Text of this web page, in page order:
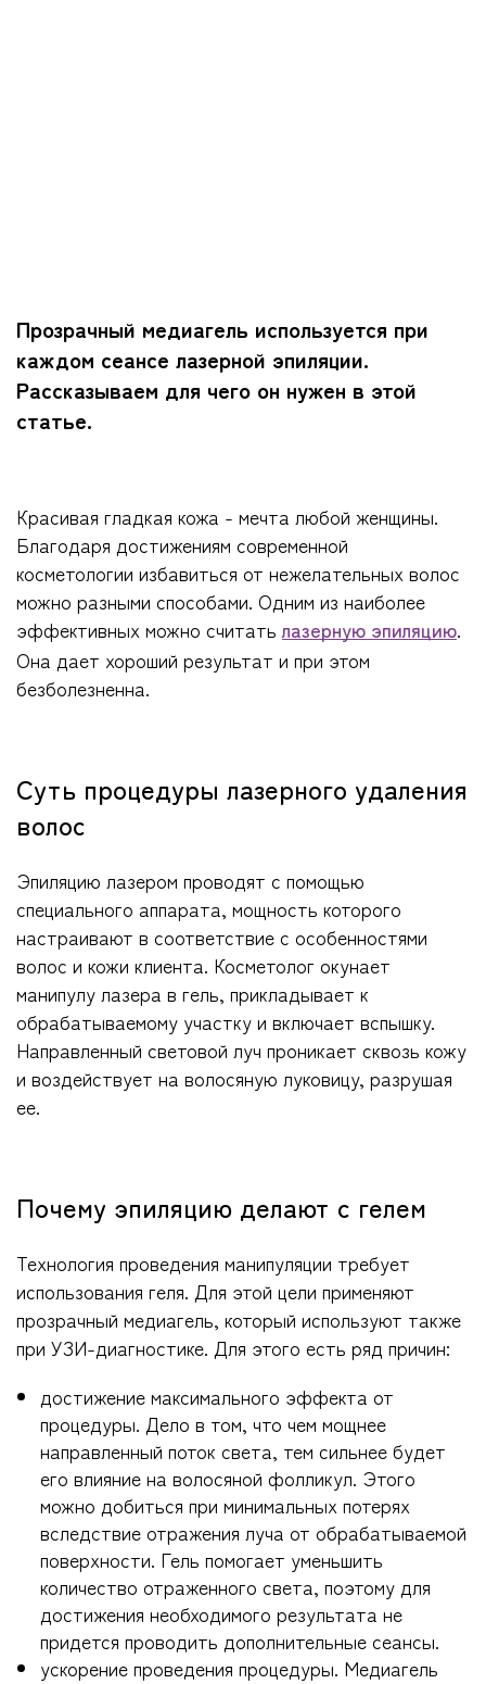
Прозрачный медиагель используется при
каждом сеансе лазерной эпиляции.
Рассказываем для чего он нужен в этой
статье.
Красивая гладкая кожа - мечта любой женщины.
Благодаря достижениям современной
косметологии избавиться от нежелательных волос
можно разными способами. Одним из наиболее
эффективных можно считать лазерную эпиляцию.
Она дает хороший результат и при этом
безболезненна.
Суть процедуры лазерного удаления
волос
Эпиляцию лазером проводят с помощью
специального аппарата, мощность которого
настраивают в соответствие с особенностями
волос и кожи клиента. Косметолог окунает
манипулу лазера в гель, прикладывает к
обрабатываемому участку и включает вспышку.
Направленный световой луч проникает сквозь кожу
и воздействует на волосяную луковицу, разрушая
ее.
Почему эпиляцию делают с гелем
Технология проведения манипуляции требует
использования геля. Для этой цели применяют
прозрачный медиагель, который используют также
при УЗИ-диагностике. Для этого есть ряд причин:
достижение максимального эффекта от
процедуры. Дело в том, что чем мощнее
направленный поток света, тем сильнее будет
его влияние на волосяной фолликул. Этого
можно добиться при минимальных потерях
вследствие отражения луча от обрабатываемой
поверхности. Гель помогает уменьшить
количество отраженного света, поэтому для
достижения необходимого результата не
придется проводить дополнительные сеансы.
ускорение проведения процедуры. Медиагель